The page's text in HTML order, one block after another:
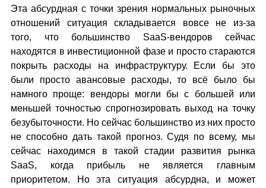
Эта абсурдная с точки зрения нормальных рыночных
отношений ситуация складывается вовсе не из-за
того, что большинство SaaS-вендоров сейчас
находятся в инвестиционной фазе и просто стараются
покрыть расходы на инфраструктуру. Если бы это
были просто авансовые расходы, то всё было бы
намного проще: вендоры могли бы с большей или
меньшей точностью спрогнозировать выход на точку
безубыточности. Но сейчас большинство из них просто
не способно дать такой прогноз. Судя по всему, мы
сейчас находимся в такой стадии развития рынка
SaaS, когда прибыль не является главным
приоритетом. Но эта ситуация абсурдна, и может